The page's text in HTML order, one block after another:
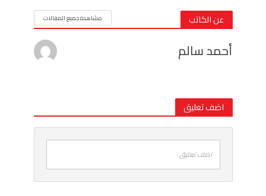
عن الكاتب مشاهدة جميع المقالات
أحمد سالم
اضف تعليق
اضف تعليق